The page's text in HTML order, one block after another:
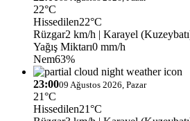
22°C
Hissedilen22°C
Rüzgar2 km/h | Karayel
Yağış Miktarı0 mm/h
Nem63%
23:0009 Ağustos 2026, Pazar
21°C
Hissedilen21°C